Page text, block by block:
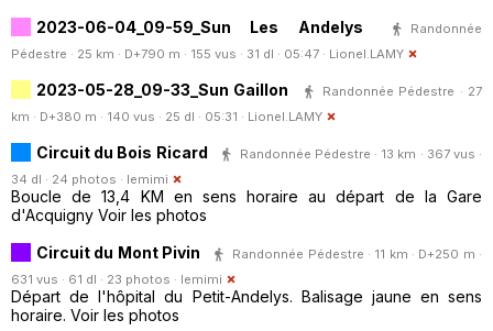
2023-06-04_09-59_Sun Les Andelys
Randonnée
Pédestre · 25 km · D+790 m · 155 vus · 31 dl · 05:47 · Lionel.LAMY
2023-05-28_09-33_Sun Gaillon
Randonnée Pédestre · 27
km · D+380 m · 140 vus · 25 dl · 05:31 · Lionel.LAMY
Circuit du Bois Ricard
Randonnée Pédestre · 13 km · 367 vus ·
34 dl · 24 photos · lemimi
Boucle de 13,4 KM en sens horaire au départ de la Gare
d'Acquigny Voir les photos
Circuit du Mont Pivin
Randonnée Pédestre · 11 km · D+250 m ·
631 vus · 61 dl · 23 photos · lemimi
Départ de l'hôpital du Petit-Andelys. Balisage jaune en sens
horaire. Voir les photos